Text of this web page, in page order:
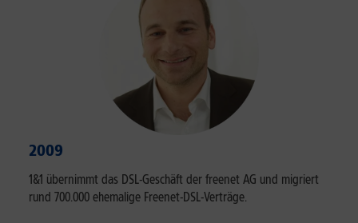
2009
1&1 übernimmt das DSL-Geschäft der freenet AG und migriert
rund 700.000 ehemalige Freenet-DSL-Verträge.